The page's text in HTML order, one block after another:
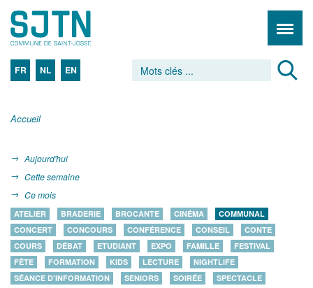
FR NL EN
Accueil
Aujourd'hui
Cette semaine
Ce mois
ATELIER BRADERIE BROCANTE CINÉMA
COMMUNAL
CONCERT
CONCOURS CONFÉRENCE CONSEIL
CONTE
COURS
DÉBAT ETUDIANT EXPO FAMILLE
FESTIVAL
FÊTE
FORMATION KIDS LECTURE
NIGHTLIFE
SÉANCE D'INFORMATION
SENIORS SOIRÉE
SPECTACLE